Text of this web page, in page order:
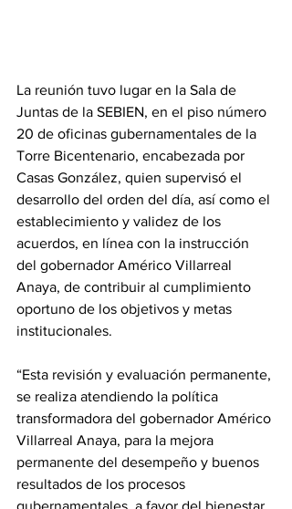
La reunión tuvo lugar en la Sala de
Juntas de la SEBIEN, en el piso número
20 de oficinas gubernamentales de la
Torre Bicentenario, encabezada por
Casas González, quien supervisó el
desarrollo del orden del día, así como el
establecimiento y validez de los
acuerdos, en línea con la instrucción
del gobernador Américo Villarreal
Anaya, de contribuir al cumplimiento
oportuno de los objetivos y metas
institucionales.
“Esta revisión y evaluación permanente,
se realiza atendiendo la política
transformadora del gobernador Américo
Villarreal Anaya, para la mejora
permanente del desempeño y buenos
resultados de los procesos